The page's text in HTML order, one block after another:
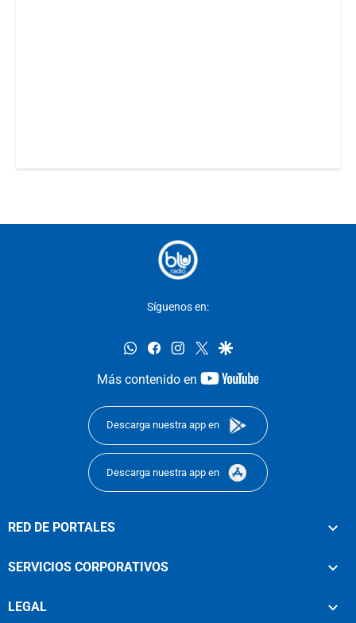
Síguenos en:
whatsappfacebookinstagram
twittergoogle
Más contenido en
youtube-
Descarga nuestra app en
Descarga nuestra app en
RED DE PORTALES
SERVICIOS CORPORATIVOS
LEGAL